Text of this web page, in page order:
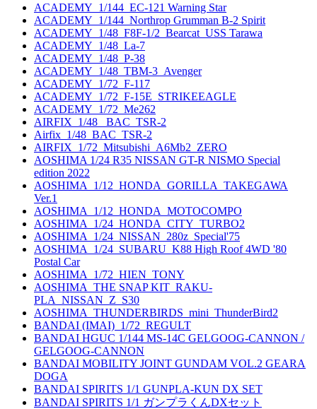
ACADEMY_1/144_EC-121 Warning Star
ACADEMY_1/144_Northrop Grumman B-2 Spirit
ACADEMY_1/48_F8F-1/2_Bearcat_USS Tarawa
ACADEMY_1/48_La-7
ACADEMY_1/48_P-38
ACADEMY_1/48_TBM-3_Avenger
ACADEMY_1/72_F-117
ACADEMY_1/72_F-15E_STRIKEEAGLE
ACADEMY_1/72_Me262
AIRFIX_1/48_ BAC_TSR-2
Airfix_1/48_BAC_TSR-2
AIRFIX_1/72_Mitsubishi_A6Mb2_ZERO
AOSHIMA 1/24 R35 NISSAN GT-R NISMO Special
edition 2022
AOSHIMA_1/12_HONDA_GORILLA_TAKEGAWA
Ver.1
AOSHIMA_1/12_HONDA_MOTOCOMPO
AOSHIMA_1/24_HONDA_CITY_TURBO2
AOSHIMA_1/24_NISSAN_280z_Special'75
AOSHIMA_1/24_SUBARU_K88 High Roof 4WD '80
Postal Car
AOSHIMA_1/72_HIEN_TONY
AOSHIMA_THE SNAP KIT_RAKU-
PLA_NISSAN_Z_S30
AOSHIMA_THUNDERBIRDS_mini_ThunderBird2
BANDAI (IMAI)_1/72_REGULT
BANDAI HGUC 1/144 MS-14C GELGOOG-CANNON /
GELGOOG-CANNON
BANDAI MOBILITY JOINT GUNDAM VOL.2 GEARA
DOGA
BANDAI SPIRITS 1/1 GUNPLA-KUN DX SET
BANDAI SPIRITS 1/1 ガンプラくんDXセット